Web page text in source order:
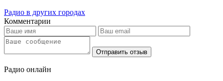
Радио в других городах
Комментарии
Отправить отзыв
Радио онлайн